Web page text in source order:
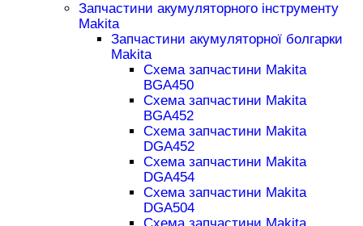
Запчастини акумуляторного інструменту
Makita
Запчастини акумуляторної болгарки
Makita
Схема запчастини Makita
BGA450
Схема запчастини Makita
BGA452
Схема запчастини Makita
DGA452
Схема запчастини Makita
DGA454
Схема запчастини Makita
DGA504